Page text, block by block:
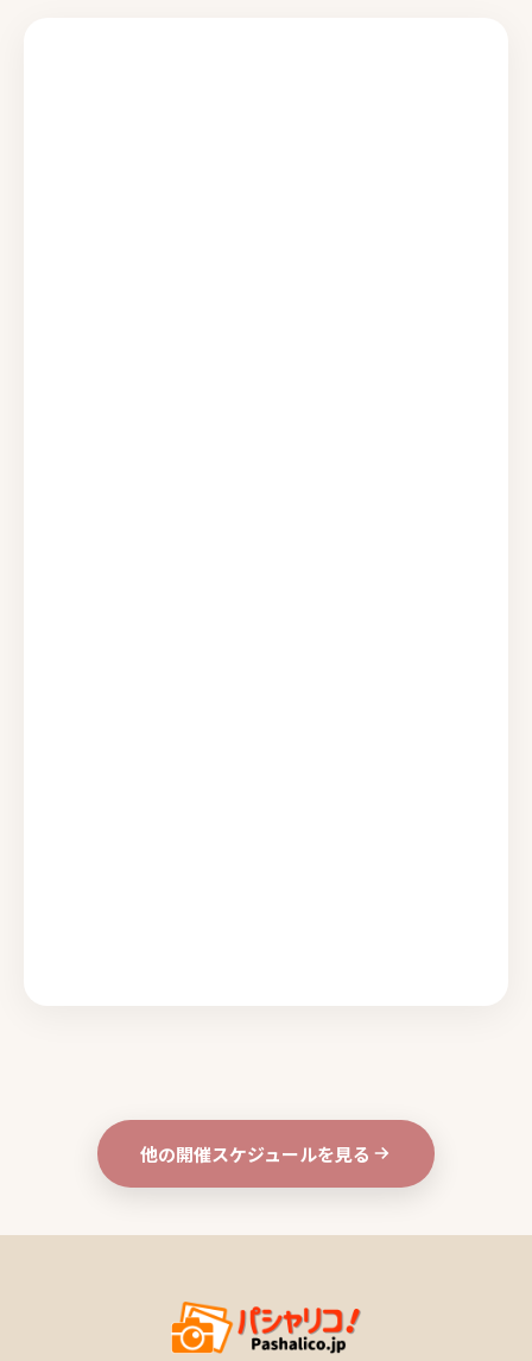
他の開催スケジュールを見る